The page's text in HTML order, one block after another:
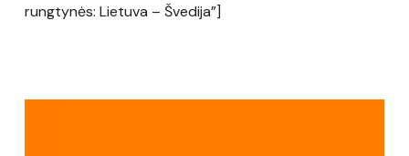
rungtynės: Lietuva – Švedija”]